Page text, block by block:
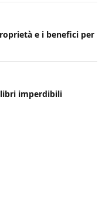
e i benefici per
libri imperdibili